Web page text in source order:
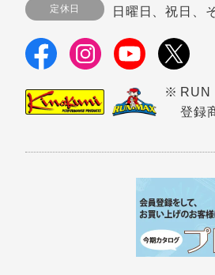
定休日 日曜日、祝日、
RUN
登録